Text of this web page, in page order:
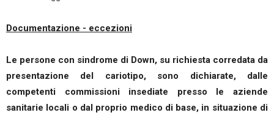
Documentazione - eccezioni
Le persone con sindrome di Down, su richiesta corredata da
presentazione del cariotipo, sono dichiarate, dalle
competenti commissioni insediate presso le aziende
sanitarie locali o dal proprio medico di base, in situazione di